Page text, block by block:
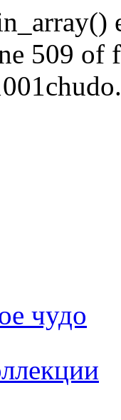
509 of
чудо